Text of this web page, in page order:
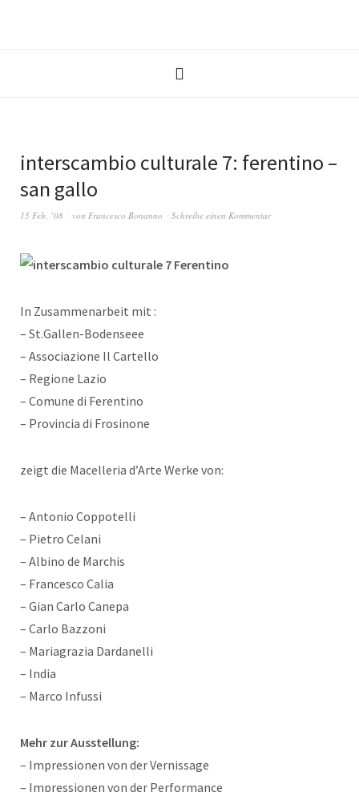
interscambio culturale 7: ferentino –
san gallo
15 Feb. ’08 von Francesco Bonanno Schreibe einen Kommentar
In Zusammenarbeit mit :
– St.Gallen-Bodenseee
– Associazione Il Cartello
– Regione Lazio
– Comune di Ferentino
– Provincia di Frosinone
zeigt die Macelleria d’Arte Werke von:
– Antonio Coppotelli
– Pietro Celani
– Albino de Marchis
– Francesco Calia
– Gian Carlo Canepa
– Carlo Bazzoni
– Mariagrazia Dardanelli
– India
– Marco Infussi
Mehr zur Ausstellung:
– Impressionen von der Vernissage
– Impressionen von der Performance